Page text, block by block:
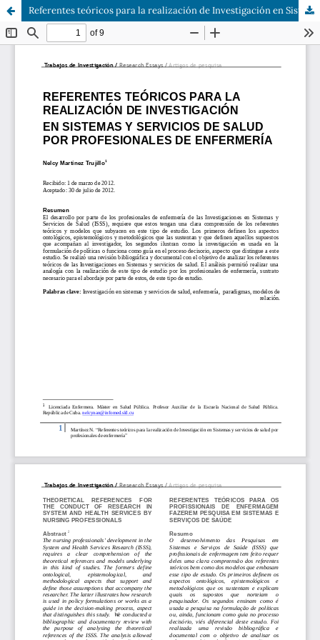
Referentes teóricos para la realización de Investigación en Sistemas y servicios de salud por profesionales de enfermería.